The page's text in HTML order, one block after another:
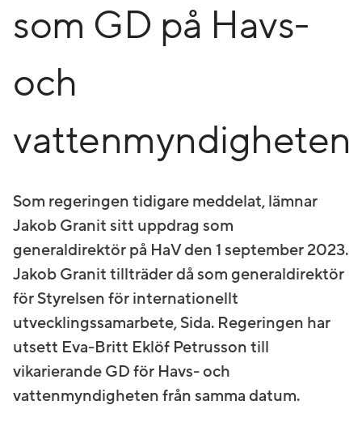
som GD på Havs-
och
vattenmyndigheten
Som regeringen tidigare meddelat, lämnar
Jakob Granit sitt uppdrag som
generaldirektör på HaV den 1 september 2023.
Jakob Granit tillträder då som generaldirektör
för Styrelsen för internationellt
utvecklingssamarbete, Sida. Regeringen har
utsett Eva-Britt Eklöf Petrusson till
vikarierande GD för Havs- och
vattenmyndigheten från samma datum.